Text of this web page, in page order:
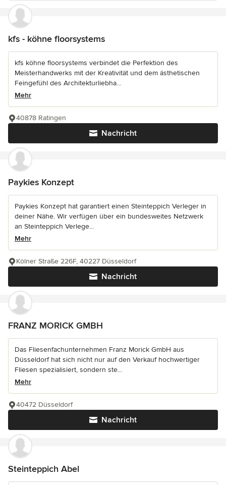
kfs - köhne floorsystems
kfs köhne floorsystems verbindet die Perfektion des
Meisterhandwerks mit der Kreativität und dem ästhetischen
Feingefühl des Architekturliebha...
Mehr
Nachricht
40878 Ratingen
Paykies Konzept
Paykies Konzept hat garantiert einen Steinteppich Verleger in
deiner Nähe. Wir verfügen über ein bundesweites Netzwerk
an Steinteppich Verlege...
Mehr
Nachricht
Kölner Straße 226F, 40227 Düsseldorf
FRANZ MORICK GMBH
Das Fliesenfachunternehmen Franz Morick GmbH aus
Düsseldorf hat sich nicht nur auf den Verkauf hochwertiger
Fliesen spezialisiert, sondern ste...
Mehr
Nachricht
40472 Düsseldorf
Steinteppich Abel